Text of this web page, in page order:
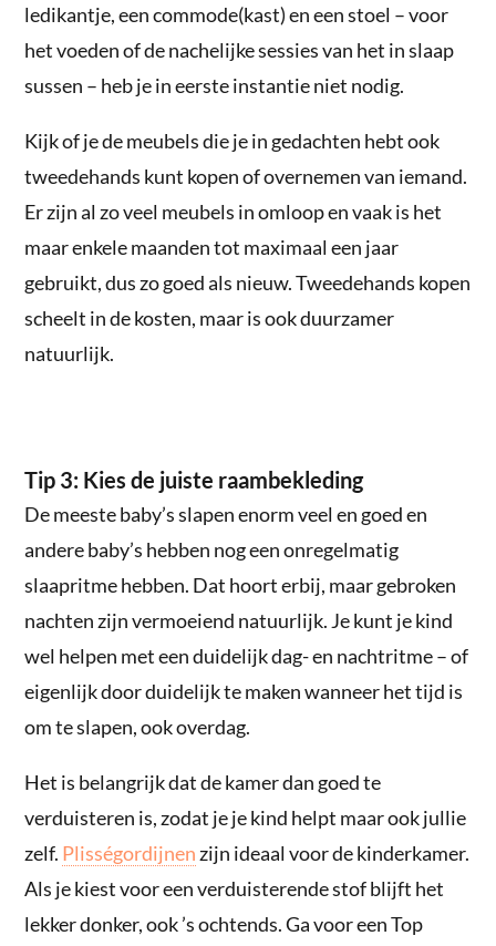
ledikantje, een commode(kast) en een stoel – voor
het voeden of de nachelijke sessies van het in slaap
sussen – heb je in eerste instantie niet nodig.
Kijk of je de meubels die je in gedachten hebt ook
tweedehands kunt kopen of overnemen van iemand.
Er zijn al zo veel meubels in omloop en vaak is het
maar enkele maanden tot maximaal een jaar
gebruikt, dus zo goed als nieuw. Tweedehands kopen
scheelt in de kosten, maar is ook duurzamer
natuurlijk.
Tip 3: Kies de juiste raambekleding
De meeste baby’s slapen enorm veel en goed en
andere baby’s hebben nog een onregelmatig
slaapritme hebben. Dat hoort erbij, maar gebroken
nachten zijn vermoeiend natuurlijk. Je kunt je kind
wel helpen met een duidelijk dag- en nachtritme – of
eigenlijk door duidelijk te maken wanneer het tijd is
om te slapen, ook overdag.
Het is belangrijk dat de kamer dan goed te
verduisteren is, zodat je je kind helpt maar ook jullie
zelf. Plisségordijnen zijn ideaal voor de kinderkamer.
Als je kiest voor een verduisterende stof blijft het
lekker donker, ook ’s ochtends. Ga voor een Top